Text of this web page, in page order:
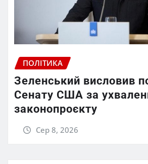
ПОЛІТИКА
Зеленський висловив
Сенату США за
законопроєкту
Сер 8, 2026